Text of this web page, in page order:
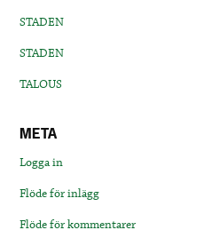
STADEN
STADEN
TALOUS
META
Logga in
Flöde för inlägg
Flöde för kommentarer